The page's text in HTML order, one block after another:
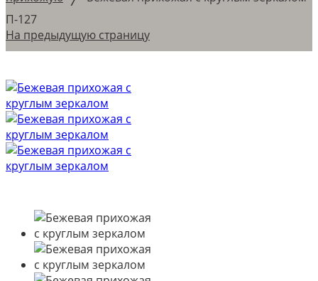
П-127
На предыдущую страницу